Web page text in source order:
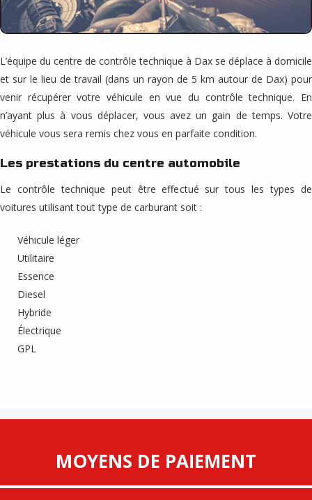
L’équipe du centre de contrôle technique à Dax se déplace à domicile
et sur le lieu de travail (dans un rayon de 5 km autour de Dax) pour
venir récupérer votre véhicule en vue du contrôle technique. En
n’ayant plus à vous déplacer, vous avez un gain de temps. Votre
véhicule vous sera remis chez vous en parfaite condition.
Les prestations du centre automobile
Le contrôle technique peut être effectué sur tous les types de
voitures utilisant tout type de carburant soit :
Véhicule léger
Utilitaire
Essence
Diesel
Hybride
Électrique
GPL
MOYENS DE PAIEMENT